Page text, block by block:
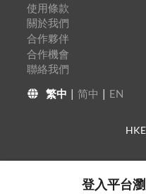
使用條款
關於我們
合作夥伴
合作機會
聯絡我們
繁中
简中 EN
登入平台